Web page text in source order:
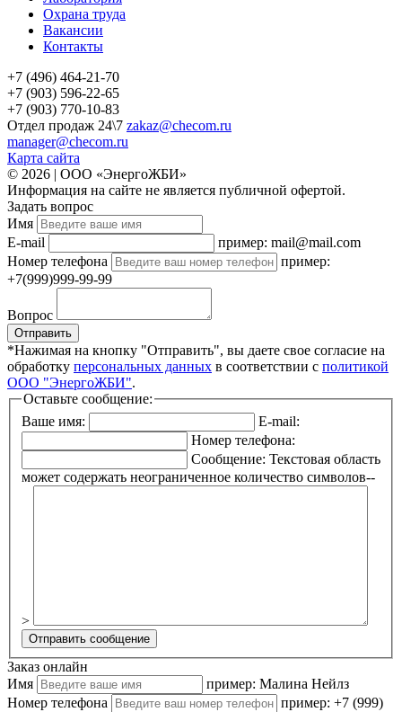
Охрана труда
Вакансии
Контакты
+7 (496) 464-21-70
+7 (903) 596-22-65
+7 (903) 770-10-83
Отдел продаж 24\7 zakaz@checom.ru
manager@checom.ru
Карта сайта
© 2026 | ООО «ЭнергоЖБИ»
Информация на сайте не является публичной офертой.
Задать вопрос
Имя
E-mail
пример: mail@mail.com
Номер телефона
пример:
+7(999)999-99-99
Вопрос
Отправить
*Нажимая на кнопку "Отправить", вы даете свое согласие на
обработку персональных данных в соответствии с политикой
ООО "ЭнергоЖБИ".
Оставьте сообщение:
Ваше имя:
E-mail:
Номер телефона:
Сообщение: Текстовая область
может содержать неограниченное количество символов--
>
Заказ онлайн
Имя
пример: Малина Нейлз
Номер телефона
пример: +7 (999)